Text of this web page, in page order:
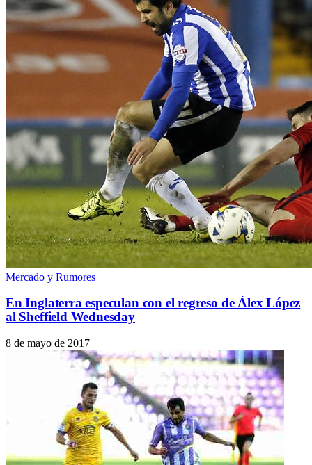
Mercado y Rumores
En Inglaterra especulan con el regreso de Álex López
al Sheffield Wednesday
8 de mayo de 2017